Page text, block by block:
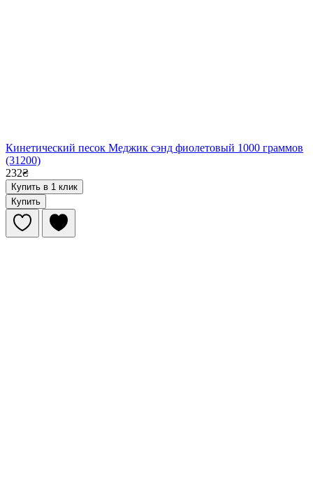
Кинетический песок Меджик сэнд фиолетовый 1000 граммов
(31200)
232₴
Купить в 1 клик
Купить